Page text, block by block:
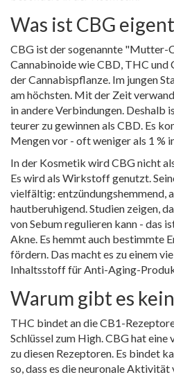
Was ist CBG
CBG ist der sogenannte "Mutter-
Cannabinoide wie CBD, THC und
der Cannabispflanze. Im jungen
am höchsten. Mit der Zeit
in andere Verbindungen. Deshalb
teurer zu gewinnen als CBD. Es
Mengen vor - oft weniger als 1 %
In der Kosmetik wird CBG nicht
Es wird als Wirkstoff genutzt.
vielfältig: entzündungshemmend,
hautberuhigend. Studien zeigen,
von Sebum regulieren kann - das
Akne. Es hemmt auch bestimmte
fördern. Das macht es zu einem
Inhaltsstoff für Anti-Aging-
Warum gibt es
THC bindet an die CB1-
Schlüssel zum High. CBG hat
zu diesen Rezeptoren. Es bindet
so, dass es die neuronale